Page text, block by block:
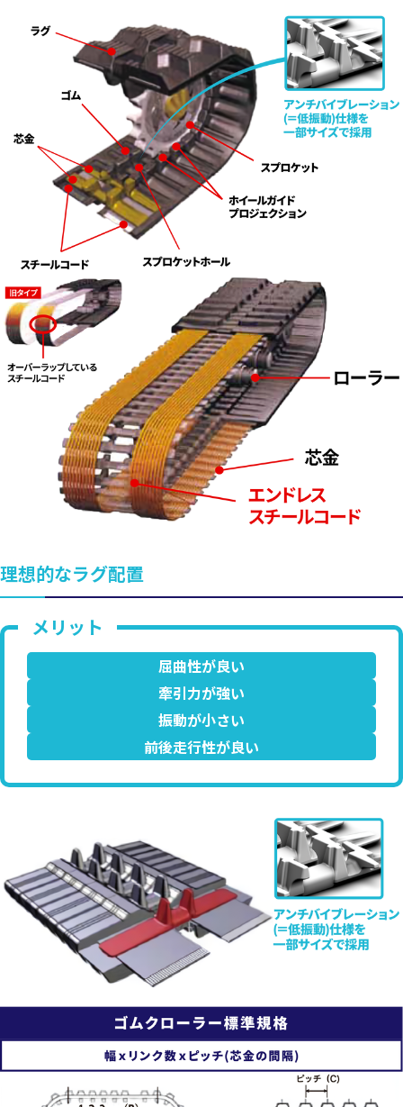
理想的なラグ配置
屈曲性が良い
牽引力が強い
振動が小さい
前後走行性が良い